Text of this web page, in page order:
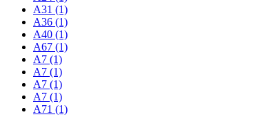
A31 (1)
A36 (1)
A40 (1)
A67 (1)
A7 (1)
A7 (1)
A7 (1)
A7 (1)
A71 (1)